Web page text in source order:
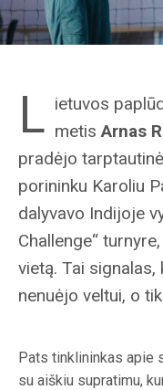
L ietuvos
metisArnas
pradėjo
porininku Karoliu
dalyvavo Indijoje
Challenge“
vietą. Tai
nenuėjo veltui, o
Pats tinklininkas apie
su aiškiu supratimu,